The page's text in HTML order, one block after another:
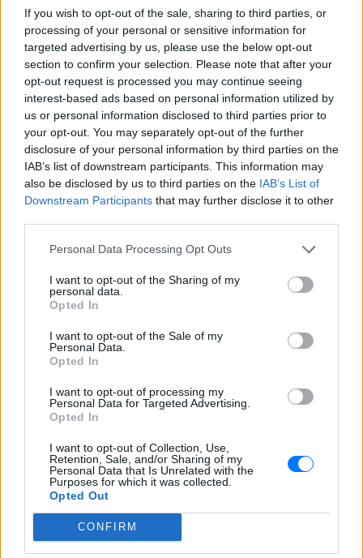
If you wish to opt-out of the sale, sharing to third parties, or
processing of your personal or sensitive information for
targeted advertising by us, please use the below opt-out
section to confirm your selection. Please note that after your
opt-out request is processed you may continue seeing
interest-based ads based on personal information utilized by
us or personal information disclosed to third parties prior to
your opt-out. You may separately opt-out of the further
disclosure of your personal information by third parties on the
IAB’s list of downstream participants. This information may
also be disclosed by us to third parties on the IAB’s List of
Downstream Participants that may further disclose it to other
Personal Data Processing Opt Outs
I want to opt-out of the Sharing of my
personal data.
Opted In
I want to opt-out of the Sale of my
Personal Data.
Opted In
I want to opt-out of processing my
Personal Data for Targeted Advertising.
Opted In
I want to opt-out of Collection, Use,
Retention, Sale, and/or Sharing of my
Personal Data that Is Unrelated with the
Purposes for which it was collected.
Opted Out
CONFIRM
ειδήσεων του E-Daily.gr
Ακολουθήστε το E-Radio.gr και στο Instagram
ΔΙΑΦΗΜΙΣΗ
ΔΕΙΤΕ ΕΠΙΣΗΣ
ΣΤΗΝ ΙΔΙΑ ΚΑΤΗΓΟΡΙΑ
Μυστράς: «Δεν ήταν οικονομικό